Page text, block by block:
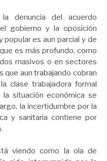
denuncia del acuerdo
gobierno y la oposición
popular es aun parcial y de
es más profundo, como
masivos o en sectores
aun trabajando cobran
clase trabajadora formal
situación económica se
la incertidumbre por la
y sanitaria contiene por
viendo como la ola de